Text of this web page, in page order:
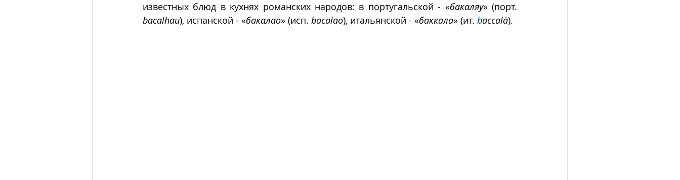
известных блюд в кухнях романских народов: в португальской - «бакаляу
bacalhau), испанской - «бакалао» (исп. bacalao), итальянской - «баккала» (ит. baccalà).